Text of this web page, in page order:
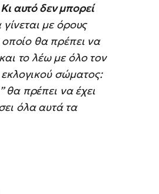
αυτό δεν μπορεί
με όρους
οποίο θα πρέπει να
το λέω με όλο τον
σώματος:
θα πρέπει να έχει
όλα αυτά τα